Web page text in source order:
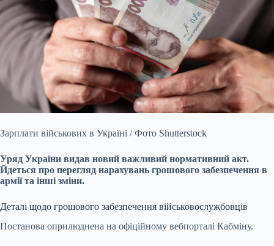
Зарплати військових в Україні / Фото Shutterstock
Уряд України видав новий важливий нормативний акт.
Йдеться про перегляд нарахувань грошового забезпечення в
армії та інші зміни.
Деталі щодо грошового забезпечення військовослужбовців
Постанова оприлюднена на офіційному вебпорталі Кабміну.